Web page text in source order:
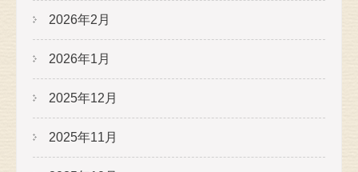
2026年2月
2026年1月
2025年12月
2025年11月